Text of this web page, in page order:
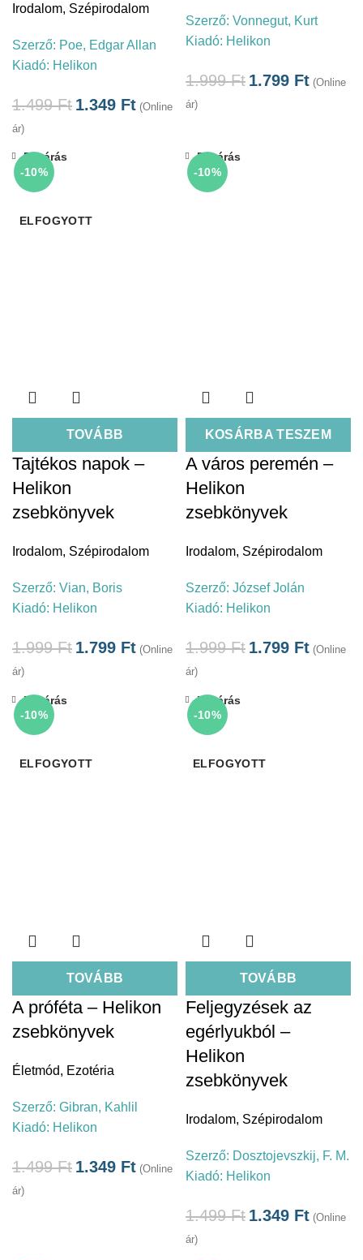
Irodalom, Szépirodalom
Szerző: Poe, Edgar Allan
Kiadó: Helikon
1.499Ft 1.349 Ft (Online
ár)
Szerző: Vonnegut, Kurt
Kiadó: Helikon
1.999Ft 1.799 Ft (Online
ár)
-10%
ELFOGYOTT
TOVÁBB
Bezárás
Tajtékos napok –
Helikon
zsebkönyvek
Irodalom, Szépirodalom
Szerző: Vian, Boris
Kiadó: Helikon
1.999Ft 1.799 Ft (Online
ár)
-10%
KOSÁRBA TESZEM
Bezárás
A város peremén –
Helikon
zsebkönyvek
Irodalom, Szépirodalom
Szerző: József Jolán
Kiadó: Helikon
1.999Ft 1.799 Ft (Online
ár)
-10%
ELFOGYOTT
TOVÁBB
Bezárás
A próféta – Helikon
zsebkönyvek
Életmód, Ezotéria
Szerző: Gibran, Kahlil
Kiadó: Helikon
1.499Ft 1.349 Ft (Online
ár)
-10%
ELFOGYOTT
TOVÁBB
Bezárás
Feljegyzések az
egérlyukból –
Helikon
zsebkönyvek
Irodalom, Szépirodalom
Szerző: Dosztojevszkij, F. M.
Kiadó: Helikon
1.499Ft 1.349 Ft (Online
ár)